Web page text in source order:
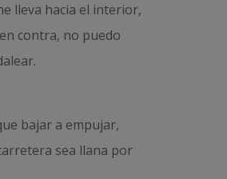
lleva hacia el interior,
contra, no puedo
bajar a empujar,
sea llana por